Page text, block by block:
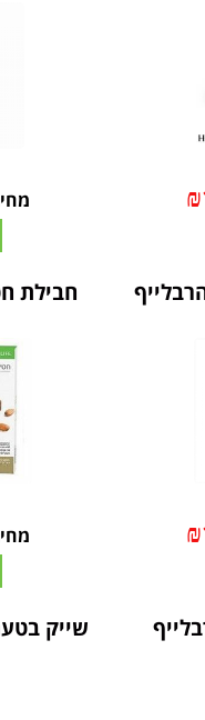
₪
₪
חבילת
שייק